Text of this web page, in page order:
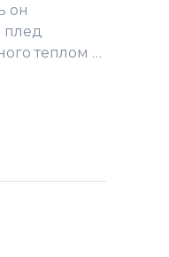
он
плед
теплом …